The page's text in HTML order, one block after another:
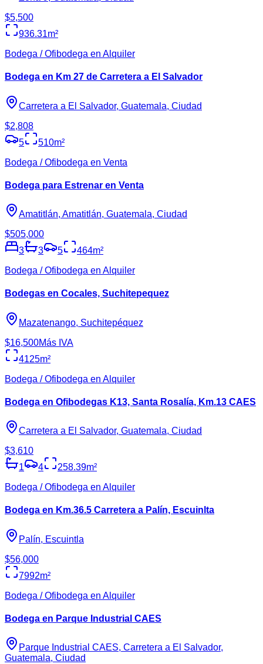
$5,500
936.31m²
Bodega / Ofibodega en Alquiler
Bodega en Km 27 de Carretera a El Salvador
Carretera a El Salvador, Guatemala, Ciudad
$2,808
5
510m²
Bodega / Ofibodega en Venta
Bodega para Estrenar en Venta
Amatitlán, Amatitlán, Guatemala, Ciudad
$505,000
3
3 5 464m²
Bodega / Ofibodega en Alquiler
Bodegas en Cocales, Suchitepequez
Mazatenango, Suchitepéquez
$16,500Más IVA
4125m²
Bodega / Ofibodega en Alquiler
Bodega en Ofibodegas K13, Santa Rosalía, Km.13 CAES
Carretera a El Salvador, Guatemala, Ciudad
$3,610
1
4 258.39m²
Bodega / Ofibodega en Alquiler
Bodega en Km.36.5 Carretera a Palín, Escuinlta
Palín, Escuintla
$56,000
7992m²
Bodega / Ofibodega en Alquiler
Bodega en Parque Industrial CAES
Parque Industrial CAES, Carretera a El Salvador,
Guatemala, Ciudad